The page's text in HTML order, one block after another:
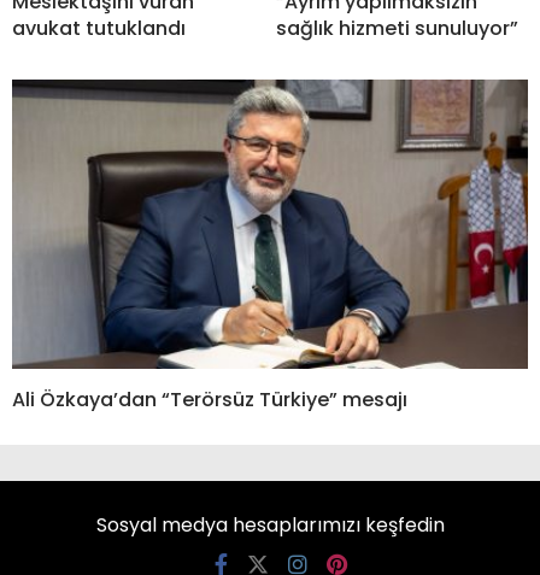
avukat tutuklandı
sağlık hizmeti sunuluyor”
Ali Özkaya’dan “Terörsüz Türkiye” mesajı
Sosyal medya hesaplarımızı keşfedin